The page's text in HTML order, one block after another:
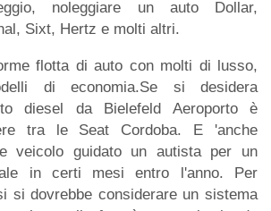
noleggiare un auto Dollar,
Sixt, Hertz e molti altri.
flotta di auto con molti di lusso,
di economia.Se si desidera
diesel da Bielefeld Aeroporto è
tra le Seat Cordoba. E 'anche
veicolo guidato un autista per un
in certi mesi entro l'anno. Per
si dovrebbe considerare un sistema